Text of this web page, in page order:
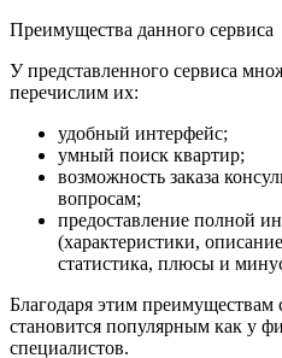
Преимущества данного сервиса
У представленного сервиса
перечислим их:
удобный интерфейс;
умный поиск квартир;
возможность заказа
вопросам;
предоставление полной
(характеристики,
статистика, плюсы и
Благодаря этим преимуществам
становится популярным как у
специалистов.